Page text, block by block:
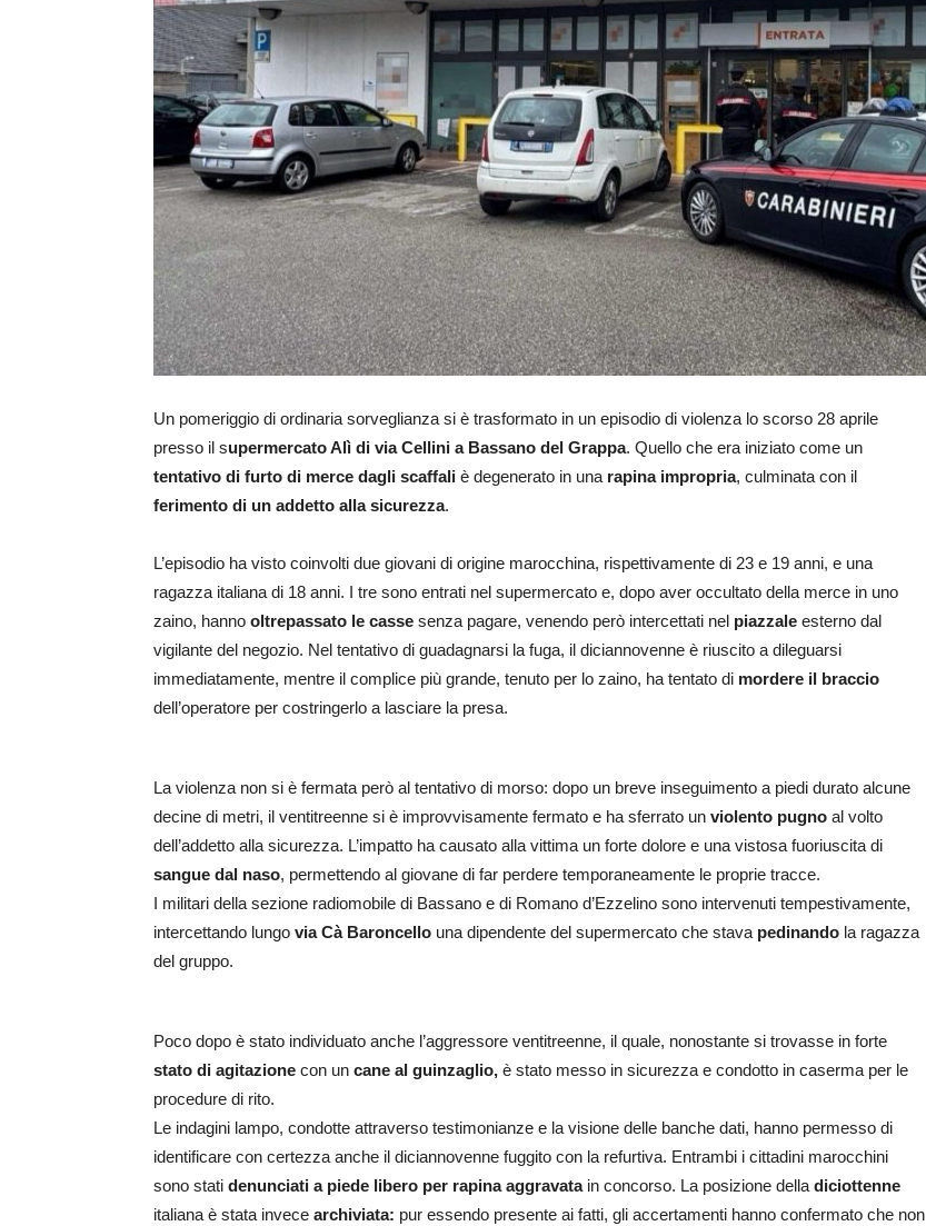
Un pomeriggio di ordinaria sorveglianza si è trasformato in un episodio di violenza lo scorso 28 aprile
presso il supermercato Alì di via Cellini a Bassano del Grappa. Quello che era iniziato come un
tentativo di furto di merce dagli scaffali è degenerato in una rapina impropria, culminata con il
ferimento di un addetto alla sicurezza.
L’episodio ha visto coinvolti due giovani di origine marocchina, rispettivamente di 23 e 19 anni, e una
ragazza italiana di 18 anni. I tre sono entrati nel supermercato e, dopo aver occultato della merce in uno
zaino, hanno oltrepassato le casse senza pagare, venendo però intercettati nel piazzale esterno dal
vigilante del negozio. Nel tentativo di guadagnarsi la fuga, il diciannovenne è riuscito a dileguarsi
immediatamente, mentre il complice più grande, tenuto per lo zaino, ha tentato di mordere il braccio
dell’operatore per costringerlo a lasciare la presa.
La violenza non si è fermata però al tentativo di morso: dopo un breve inseguimento a piedi durato alcune
decine di metri, il ventitreenne si è improvvisamente fermato e ha sferrato un violento pugno al volto
dell’addetto alla sicurezza. L’impatto ha causato alla vittima un forte dolore e una vistosa fuoriuscita di
sangue dal naso, permettendo al giovane di far perdere temporaneamente le proprie tracce.
I militari della sezione radiomobile di Bassano e di Romano d’Ezzelino sono intervenuti tempestivamente,
intercettando lungo via Cà Baroncello una dipendente del supermercato che stava pedinando la ragazza
del gruppo.
Poco dopo è stato individuato anche l’aggressore ventitreenne, il quale, nonostante si trovasse in forte
stato di agitazione con un cane al guinzaglio, è stato messo in sicurezza e condotto in caserma per le
procedure di rito.
Le indagini lampo, condotte attraverso testimonianze e la visione delle banche dati, hanno permesso di
identificare con certezza anche il diciannovenne fuggito con la refurtiva. Entrambi i cittadini marocchini
sono stati denunciati a piede libero per rapina aggravatain concorso. La posizione della diciottenne
italiana è stata invece archiviata: pur essendo presente ai fatti, gli accertamenti hanno confermato che non